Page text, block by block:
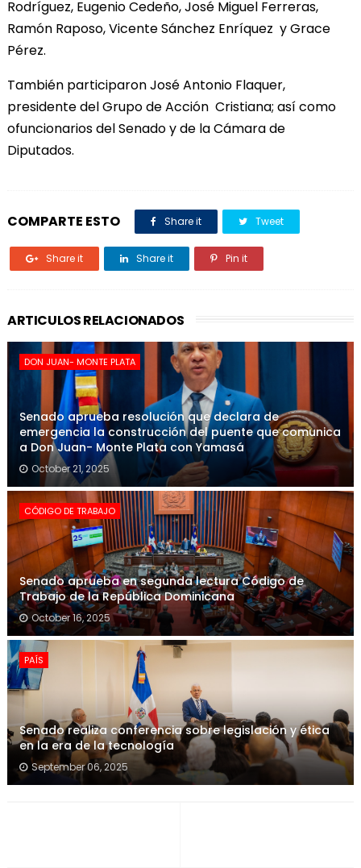
Rodríguez, Eugenio Cedeño, José Miguel Ferreras,
Ramón Raposo, Vicente Sánchez Enríquez y Grace
Pérez.
También participaron José Antonio Flaquer,
presidente del Grupo de Acción Cristiana; así como
ofuncionarios del Senado y de la Cámara de
Diputados.
COMPARTE ESTO Share it Tweet
Share it Share it Pin it
ARTICULOS RELACIONADOS
DON JUAN- MONTE PLATA
Senado aprueba resolución que declara de
emergencia la construcción del puente que comunica
a Don Juan- Monte Plata con Yamasá
October 21, 2025
CÓDIGO DE TRABAJO
Senado aprueba en segunda lectura Código de
Trabajo de la República Dominicana
October 16, 2025
PAÍS
Senado realiza conferencia sobre legislación y ética
en la era de la tecnología
September 06, 2025